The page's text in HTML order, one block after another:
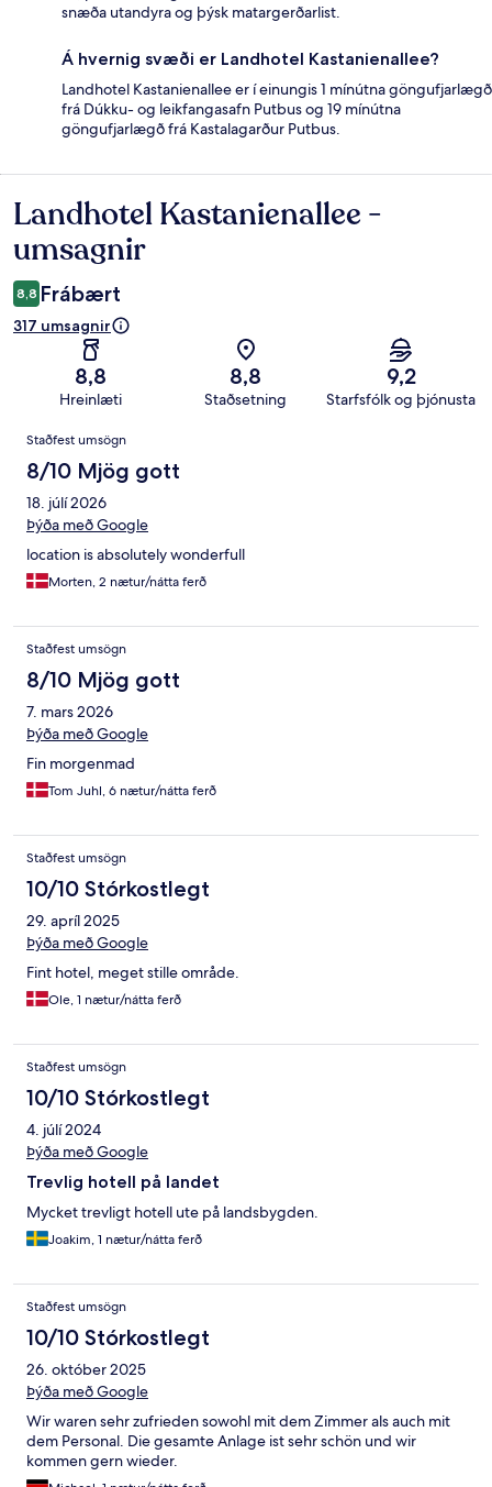
snæða utandyra og þýsk matargerðarlist.
Á hvernig svæði er Landhotel Kastanienallee?
Landhotel Kastanienallee er í einungis 1 mínútna göngufjarlægð
frá Dúkku- og leikfangasafn Putbus og 19 mínútna
göngufjarlægð frá Kastalagarður Putbus.
Umsagnir
Landhotel Kastanienallee -
umsagnir
8,8 Frábært
317 umsagnir
8,8
Hreinlæti
8,8
Staðsetning
9,2
Starfsfólk og þjónusta
Umsagnir
Staðfest umsögn
8/10 Mjög gott
18. júlí 2026
Þýða með Google
location is absolutely wonderfull
Morten, 2 nætur/nátta ferð
Staðfest umsögn
8/10 Mjög gott
7. mars 2026
Þýða með Google
Fin morgenmad
Tom Juhl, 6 nætur/nátta ferð
Staðfest umsögn
10/10 Stórkostlegt
29. apríl 2025
Þýða með Google
Fint hotel, meget stille område.
Ole, 1 nætur/nátta ferð
Staðfest umsögn
10/10 Stórkostlegt
4. júlí 2024
Þýða með Google
Trevlig hotell på landet
Mycket trevligt hotell ute på landsbygden.
Joakim, 1 nætur/nátta ferð
Staðfest umsögn
10/10 Stórkostlegt
26. október 2025
Þýða með Google
Wir waren sehr zufrieden sowohl mit dem Zimmer als auch mit
dem Personal. Die gesamte Anlage ist sehr schön und wir
kommen gern wieder.